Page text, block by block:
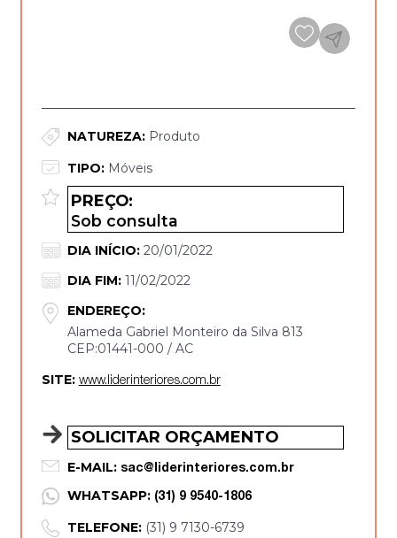
NATUREZA:Produto
TIPO:Móveis
PREÇO:
Sob consulta
DIA INÍCIO:20/01/2022
DIA FIM:11/02/2022
ENDEREÇO:
Alameda Gabriel Monteiro da Silva 813
CEP:01441-000 / AC
SITE: www.liderinteriores.com.br
SOLICITAR ORÇAMENTO
E-MAIL: sac@liderinteriores.com.br
WHATSAPP: (31) 9 9540-1806
TELEFONE:(31) 9 7130-6739